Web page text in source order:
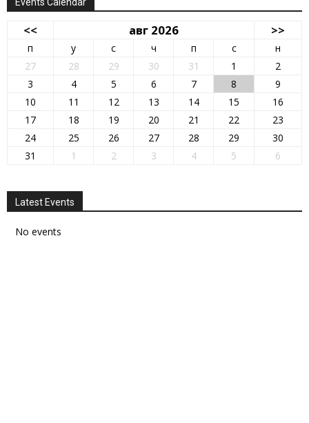
<< авг 2026 >>
п у с ч п с
н
27
28 29 30 31 1
2
3
4 5 6 7 8
9
10
11 12 13 14 15
16
17
18 19 20 21 22
23
24
25 26 27 28 29
30
31
1 2 3 4 5 6
Latest Events
No events